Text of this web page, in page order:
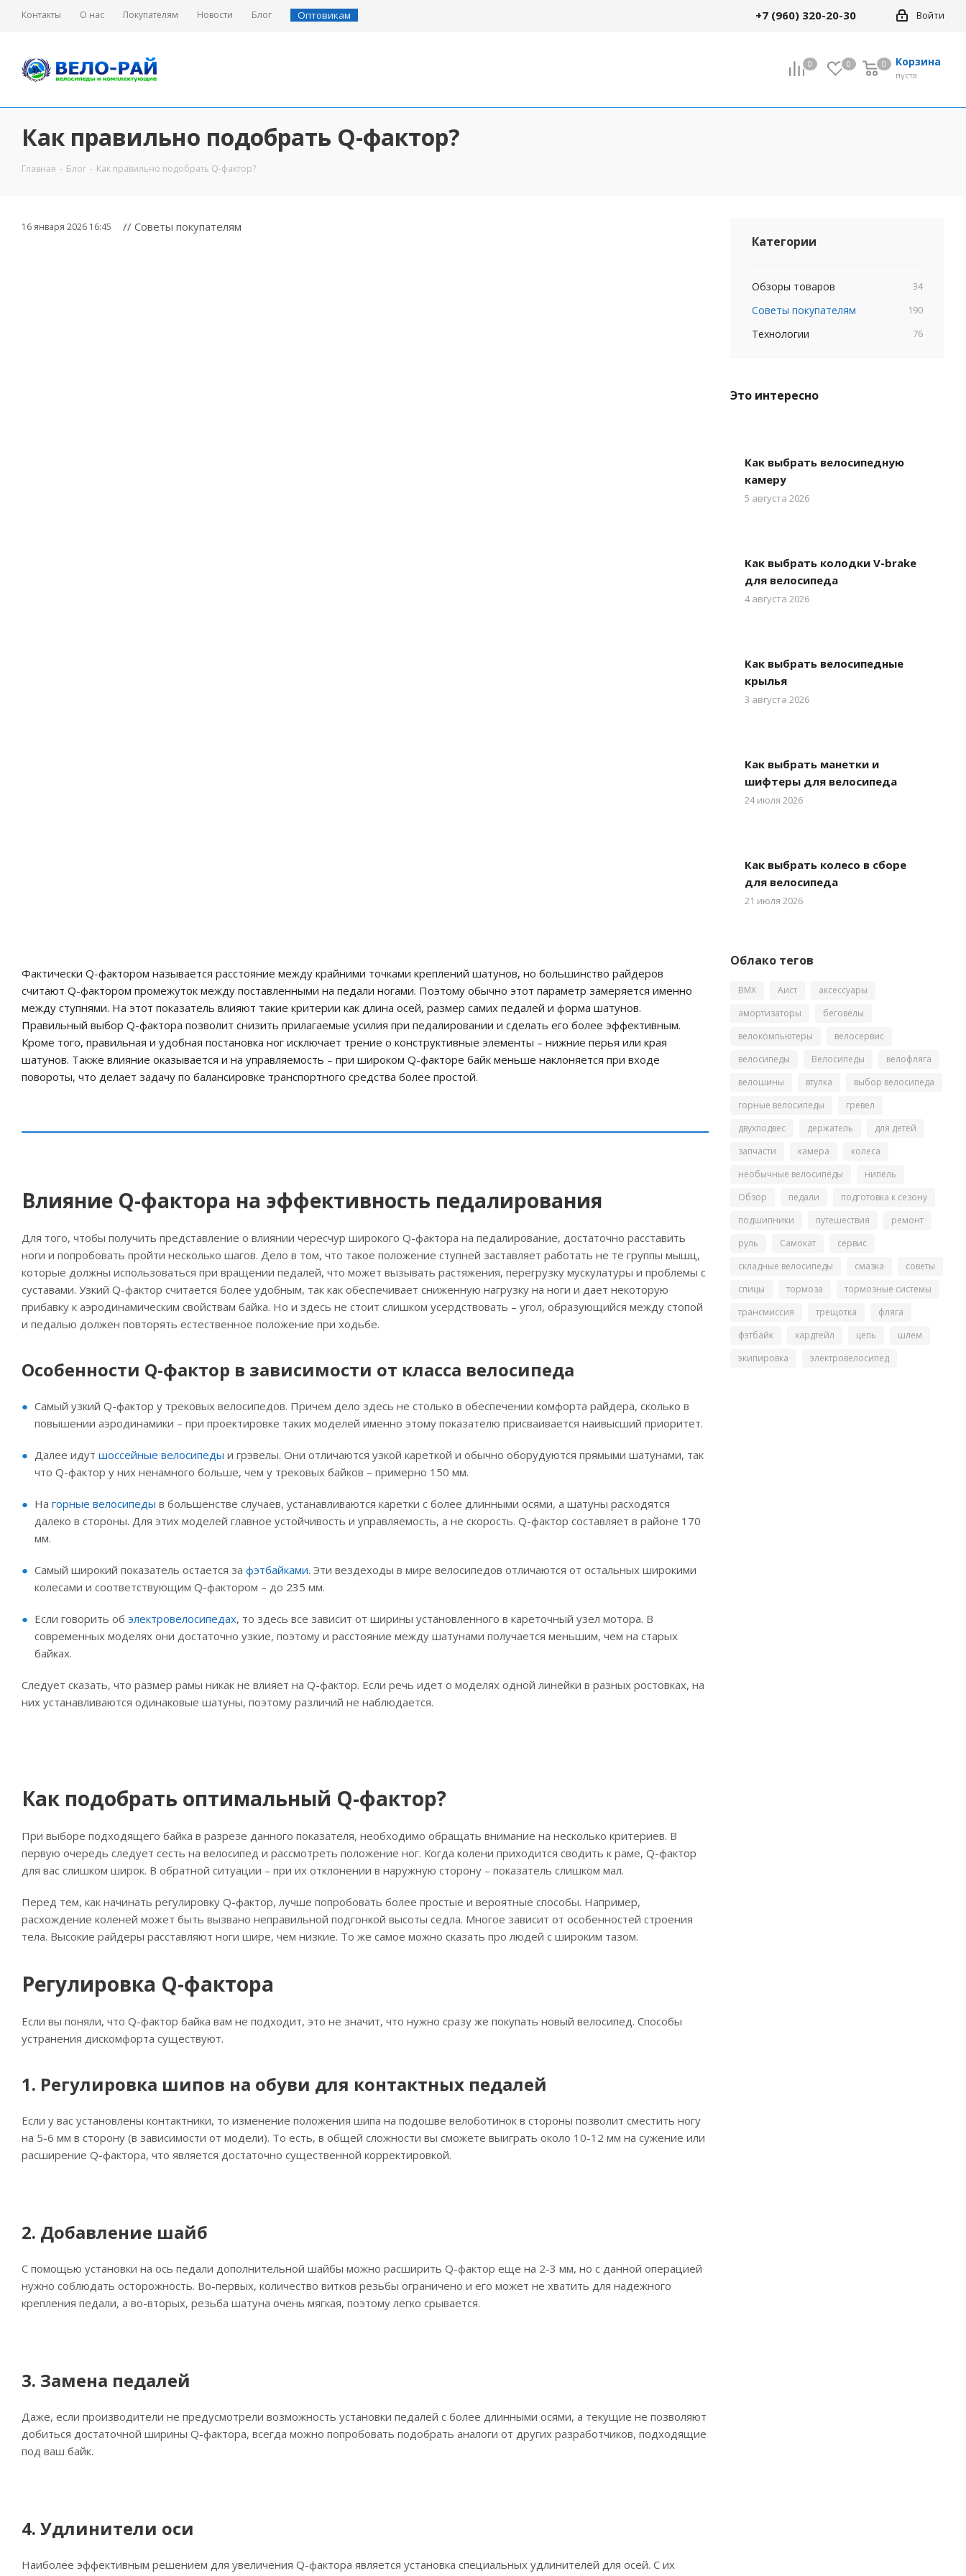
Контакты О нас Покупателям Новости Блог Оптовикам Войти
+7 (960) 320-20-30
0 0 Корзина
0
пуста
0
Как правильно подобрать Q-фактор?
Главная - Блог - Как правильно подобрать Q-фактор?
16 января 2026 16:45 // Советы покупателям
Фактически Q-фактором называется расстояние между крайними точками креплений шатунов, но большинство райдеров
считают Q-фактором промежуток между поставленными на педали ногами. Поэтому обычно этот параметр замеряется именно
между ступнями. На этот показатель влияют такие критерии как длина осей, размер самих педалей и форма шатунов.
Правильный выбор Q-фактора позволит снизить прилагаемые усилия при педалировании и сделать его более эффективным.
Кроме того, правильная и удобная постановка ног исключает трение о конструктивные элементы – нижние перья или края
шатунов. Также влияние оказывается и на управляемость – при широком Q-факторе байк меньше наклоняется при входе
повороты, что делает задачу по балансировке транспортного средства более простой.
Влияние Q-фактора на эффективность педалирования
Для того, чтобы получить представление о влиянии чересчур широкого Q-фактора на педалирование, достаточно расставить
ноги и попробовать пройти несколько шагов. Дело в том, что такое положение ступней заставляет работать не те группы мышц,
которые должны использоваться при вращении педалей, что может вызывать растяжения, перегрузку мускулатуры и проблемы с
суставами. Узкий Q-фактор считается более удобным, так как обеспечивает сниженную нагрузку на ноги и дает некоторую
прибавку к аэродинамическим свойствам байка. Но и здесь не стоит слишком усердствовать – угол, образующийся между стопой
и педалью должен повторять естественное положение при ходьбе.
Особенности Q-фактор в зависимости от класса велосипеда
Самый узкий Q-фактор у трековых велосипедов. Причем дело здесь не столько в обеспечении комфорта райдера, сколько в
повышении аэродинамики – при проектировке таких моделей именно этому показателю присваивается наивысший приоритет.
Далее идут шоссейные велосипеды и грэвелы. Они отличаются узкой кареткой и обычно оборудуются прямыми шатунами, так
что Q-фактор у них ненамного больше, чем у трековых байков – примерно 150 мм.
На горные велосипеды в большенстве случаев, устанавливаются каретки с более длинными осями, а шатуны расходятся
далеко в стороны. Для этих моделей главное устойчивость и управляемость, а не скорость. Q-фактор составляет в районе 170
мм.
Самый широкий показатель остается за фэтбайками. Эти вездеходы в мире велосипедов отличаются от остальных широкими
колесами и соответствующим Q-фактором – до 235 мм.
Если говорить об электровелосипедах, то здесь все зависит от ширины установленного в кареточный узел мотора. В
современных моделях они достаточно узкие, поэтому и расстояние между шатунами получается меньшим, чем на старых
байках.
Следует сказать, что размер рамы никак не влияет на Q-фактор. Если речь идет о моделях одной линейки в разных ростовках, на
них устанавливаются одинаковые шатуны, поэтому различий не наблюдается.
Как подобрать оптимальный Q-фактор?
При выборе подходящего байка в разрезе данного показателя, необходимо обращать внимание на несколько критериев. В
первую очередь следует сесть на велосипед и рассмотреть положение ног. Когда колени приходится сводить к раме, Q-фактор
для вас слишком широк. В обратной ситуации – при их отклонении в наружную сторону – показатель слишком мал.
Перед тем, как начинать регулировку Q-фактор, лучше попробовать более простые и вероятные способы. Например,
расхождение коленей может быть вызвано неправильной подгонкой высоты седла. Многое зависит от особенностей строения
тела. Высокие райдеры расставляют ноги шире, чем низкие. То же самое можно сказать про людей с широким тазом.
Регулировка Q-фактора
Если вы поняли, что Q-фактор байка вам не подходит, это не значит, что нужно сразу же покупать новый велосипед. Способы
устранения дискомфорта существуют.
1. Регулировка шипов на обуви для контактных педалей
Если у вас установлены контактники, то изменение положения шипа на подошве велоботинок в стороны позволит сместить ногу
на 5-6 мм в сторону (в зависимости от модели). То есть, в общей сложности вы сможете выиграть около 10-12 мм на сужение или
расширение Q-фактора, что является достаточно существенной корректировкой.
2. Добавление шайб
С помощью установки на ось педали дополнительной шайбы можно расширить Q-фактор еще на 2-3 мм, но с данной операцией
нужно соблюдать осторожность. Во-первых, количество витков резьбы ограничено и его может не хватить для надежного
крепления педали, а во-вторых, резьба шатуна очень мягкая, поэтому легко срывается.
3. Замена педалей
Даже, если производители не предусмотрели возможность установки педалей с более длинными осями, а текущие не позволяют
добиться достаточной ширины Q-фактора, всегда можно попробовать подобрать аналоги от других разработчиков, подходящие
под ваш байк.
4. Удлинители оси
Наиболее эффективным решением для увеличения Q-фактора является установка специальных удлинителей для осей. С их
Категории
Обзоры товаров 34
Советы покупателям 190
Технологии 76
Это интересно
Как выбрать велосипедную
камеру
5 августа 2026
Как выбрать колодки V-brake
для велосипеда
4 августа 2026
Как выбрать велосипедные
крылья
3 августа 2026
Как выбрать манетки и
шифтеры для велосипеда
24 июля 2026
Как выбрать колесо в сборе
для велосипеда
21 июля 2026
Облако тегов
BMX Аист
аксессуары
амортизаторы
беговелы
велокомпьютеры
велосервис
велосипеды
Велосипеды
велофляга
велошины
втулка
выбор велосипеда
горные велосипеды
гревел
двухподвес
держатель
для детей
запчасти
камера
колеса
необычные велосипеды
нипель
Обзор
педали
подготовка к сезону
подшипники
путешествия
ремонт
руль
Самокат
сервис
складные велосипеды
смазка
советы
спицы
тормоза
тормозные системы
трансмиссия
трещотка
фляга
фэтбайк
хардтейл цепь
шлем
экипировка
электровелосипед